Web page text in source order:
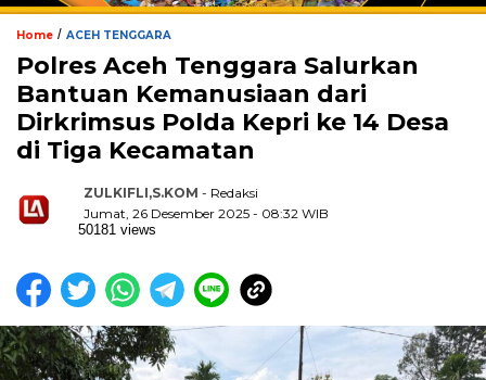
Home / ACEH TENGGARA
Polres Aceh Tenggara Salurkan
Bantuan Kemanusiaan dari
Dirkrimsus Polda Kepri ke 14 Desa
di Tiga Kecamatan
ZULKIFLI,S.KOM - Redaksi
Jumat, 26 Desember 2025 - 08:32 WIB
50181 views